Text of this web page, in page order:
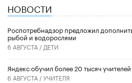
НОВОСТИ
Роспотребнадзор предложил
рыбой и водорослями
6 АВГУСТА / ДЕТИ
​Яндекс обучил более 20 тысяч
6 АВГУСТА /УЧИТЕЛЯ